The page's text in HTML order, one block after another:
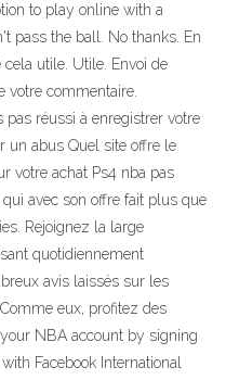
to play online with a
pass the ball. No thanks. En
utile. Utile. Envoi de
votre commentaire.
pas réussi à enregistrer votre
un abus Quel site offre le
votre achat Ps4 nba pas
avec son offre fait plus que
Rejoignez la large
quotidiennement
avis laissés sur les
eux, profitez des
NBA account by signing
Facebook International